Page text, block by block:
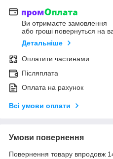
Ви отримаєте замовлення
або гроші повернуться на
Детальніше
Оплатити частинами
Післяплата
Оплата на рахунок
Всі умови оплати
Умови повернення
Повернення товару впродовж